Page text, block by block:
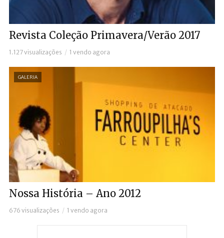
Revista Coleção Primavera/Verão 2017
1.127 visualizações 1 vendo agora
GALERIA
Nossa História – Ano 2012
676 visualizações 1 vendo agora